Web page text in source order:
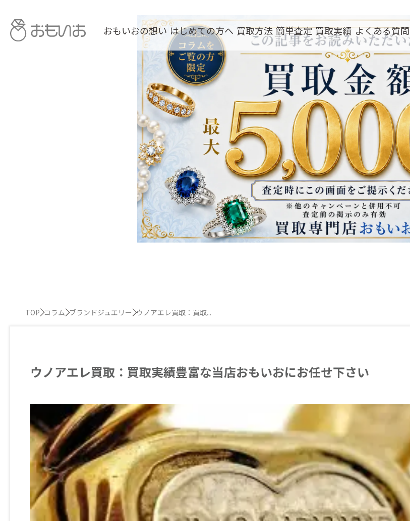
おもいおの想い はじめての方へ 買取方法 簡単査定 買取実績 よくある質問
TOP コラム ブランドジュエリー ウノアエレ買取：買取...
ウノアエレ買取：買取実績豊富な当店おもいおにお任せ下さい